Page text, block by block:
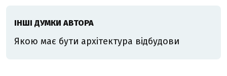
ІНШІ ДУМКИ АВТОРА
Якою має бути архітектура відбудови